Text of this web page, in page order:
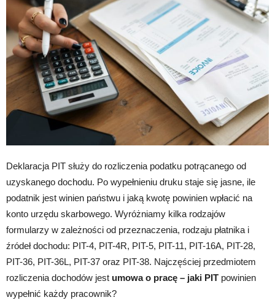
Deklaracja PIT służy do rozliczenia podatku potrącanego od
uzyskanego dochodu. Po wypełnieniu druku staje się jasne, ile
podatnik jest winien państwu i jaką kwotę powinien wpłacić na
konto urzędu skarbowego. Wyróżniamy kilka rodzajów
formularzy w zależności od przeznaczenia, rodzaju płatnika i
źródeł dochodu: PIT-4, PIT-4R, PIT-5, PIT-11, PIT-16A, PIT-28,
PIT-36, PIT-36L, PIT-37 oraz PIT-38. Najczęściej przedmiotem
rozliczenia dochodów jest umowa o pracę – jaki PIT powinien
wypełnić każdy pracownik?